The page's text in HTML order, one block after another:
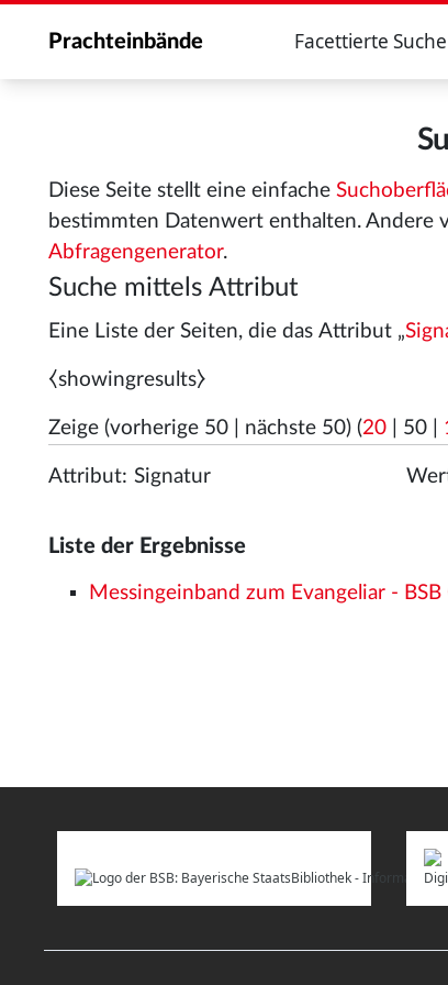
Prachteinbände Facettierte
Diese Seite stellt eine einfache
bestimmten Datenwert enthalten. Andere
Abfragengenerator.
Suche mittels Attribut
Eine Liste der Seiten, die das Attribut „
⧼showingresults⧽
Zeige (vorherige 50 nächste 50) (20 50
Attribut:
Liste der Ergebnisse
Messingeinband zum Evangeliar -